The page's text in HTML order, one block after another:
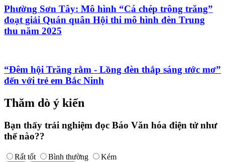
Phường Sơn Tây: Mô hình “Cá chép trông trăng”
đoạt giải Quán quân Hội thi mô hình đèn Trung
thu năm 2025
“Đêm hội Trăng rằm - Lồng đèn thắp sáng ước mơ”
đến với trẻ em Bắc Ninh
Thăm dò ý kiến
Bạn thấy trải nghiệm đọc Báo Văn hóa điện tử như
thế nào??
Rất tốt Bình thường Kém